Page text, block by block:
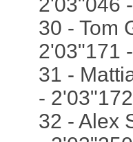
30 - Tom
2'03"171
31 -
-
32 - Alex